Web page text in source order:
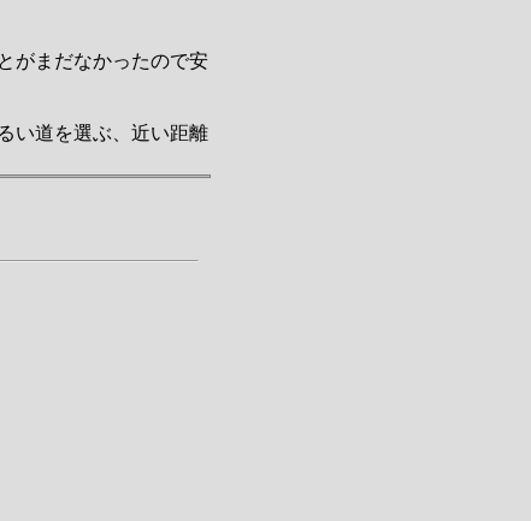
がまだなかったので安
い道を選ぶ、近い距離